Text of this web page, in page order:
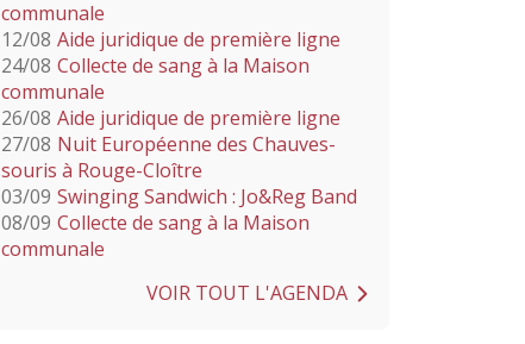
communale
12/08 Aide juridique de première ligne
24/08 Collecte de sang à la Maison
communale
26/08 Aide juridique de première ligne
27/08 Nuit Européenne des Chauves-
souris à Rouge-Cloître
03/09 Swinging Sandwich : Jo&Reg Band
08/09 Collecte de sang à la Maison
communale
VOIR TOUT L'AGENDA